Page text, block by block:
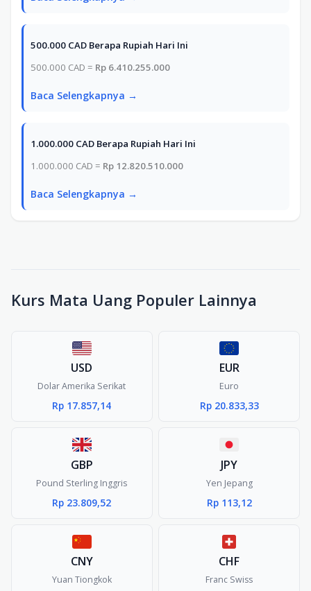
500.000 CAD Berapa Rupiah Hari Ini
500.000 CAD = Rp 6.410.255.000
Baca Selengkapnya →
1.000.000 CAD Berapa Rupiah Hari Ini
1.000.000 CAD = Rp 12.820.510.000
Baca Selengkapnya →
Kurs Mata Uang Populer Lainnya
USD
Dolar Amerika Serikat
Rp 17.857,14
EUR
Euro
Rp 20.833,33
GBP
Pound Sterling Inggris
Rp 23.809,52
JPY
Yen Jepang
Rp 113,12
CNY
Yuan Tiongkok
CHF
Franc Swiss